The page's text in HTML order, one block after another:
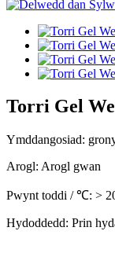
Torri Gel
Ymddangosiad:
Arogl: Arogl gwan
Pwynt toddi / ℃: >
Hydoddedd: Prin